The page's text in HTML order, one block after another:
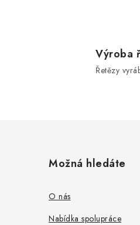
Výroba
Řetězy
Možná hledáte
O nás
Nabídka spolupráce